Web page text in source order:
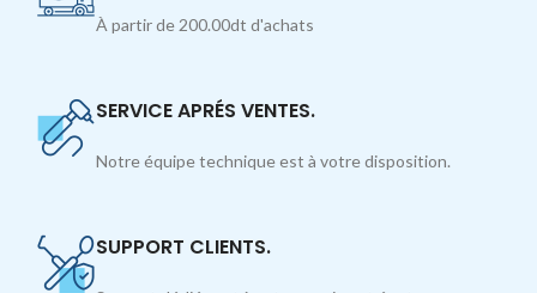
À partir de 200.00dt d'achats
SERVICE APRÉS VENTES.
Notre équipe technique est à votre disposition.
SUPPORT CLIENTS.